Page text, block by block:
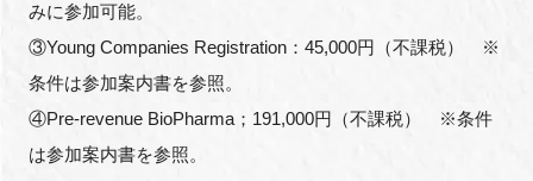
みに参加可能。
③Young Companies Registration： 45,000円（不課税） ※
条件は参加案内書を参照。
④Pre-revenue BioPharma； 191,000円（不課税） ※条件
は参加案内書を参照。